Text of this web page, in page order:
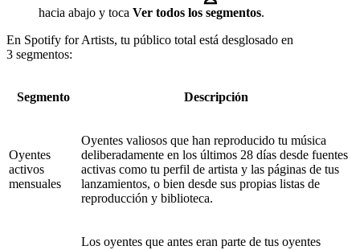
hacia abajo y toca Ver todos los segmentos.
En Spotify for Artists, tu público total está desglosado en
3 segmentos:
Segmento Descripción
Oyentes
activos
mensuales
Oyentes valiosos que han reproducido tu música
deliberadamente en los últimos 28 días desde fuentes
activas como tu perfil de artista y las páginas de tus
lanzamientos, o bien desde sus propias listas de
reproducción y biblioteca.
Los oyentes que antes eran parte de tus oyentes